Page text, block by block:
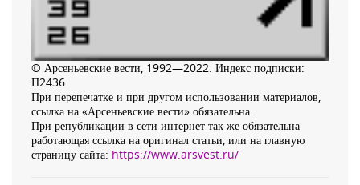
© Арсеньевские вести, 1992—2022. Индекс подписки:
П2436
При перепечатке и при другом использовании материалов,
ссылка на «Арсеньевские вести» обязательна.
При републикации в сети интернет так же обязательна
работающая ссылка на оригинал статьи, или на главную
страницу сайта: https://www.arsvest.ru/